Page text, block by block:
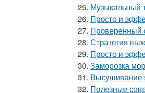
25. Музыкальный
26. Просто и
27. Проверенный
28. Стратегия
29. Просто и
30. Заморозка
31. Высушивание
32. Полезные